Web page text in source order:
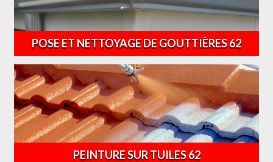
POSE ET NETTOYAGE DE GOUTTIÈRES 62
PEINTURE SUR TUILES 62